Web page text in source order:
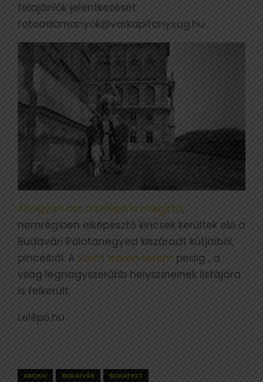
felajánlók jelentkezését:
fotoadomanyok@varkapitanysag.hu
Ahogyan azt a Lelépő is megírta,
nemrégiben elképesztő kincsek kerültek elő a
Budavári Palotanegyed kiszáradt kútjaiból,
pincéiből. A Szent István terem pedig , a
világ legnagyszerűbb helyszíneinek listájára
is felkerült.
Lelépő.hu
ARCHIV BUDAI VÁR
BUDAPEST